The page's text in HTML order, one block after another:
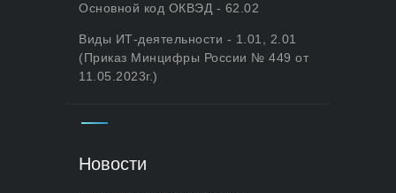
Основной код ОКВЭД - 62.02
Виды ИТ-деятельности - 1.01, 2.01
(Приказ Минцифры России № 449 от
11.05.2023г.)
Новости